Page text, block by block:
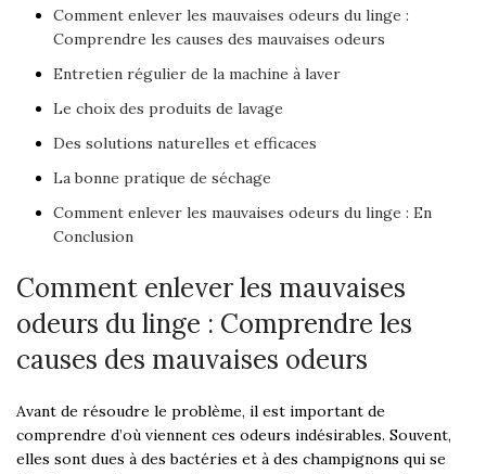
Comment enlever les mauvaises odeurs du linge :
Comprendre les causes des mauvaises odeurs
Entretien régulier de la machine à laver
Le choix des produits de lavage
Des solutions naturelles et efficaces
La bonne pratique de séchage
Comment enlever les mauvaises odeurs du linge : En
Conclusion
Comment enlever les mauvaises
odeurs du linge : Comprendre les
causes des mauvaises odeurs
Avant de résoudre le problème, il est important de
comprendre d’où viennent ces odeurs indésirables. Souvent,
elles sont dues à des bactéries et à des champignons qui se